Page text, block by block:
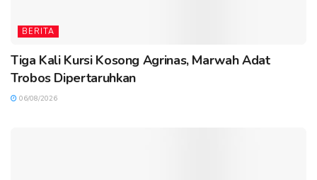
BERITA
Tiga Kali Kursi Kosong Agrinas, Marwah Adat
Trobos Dipertaruhkan
06/08/2026